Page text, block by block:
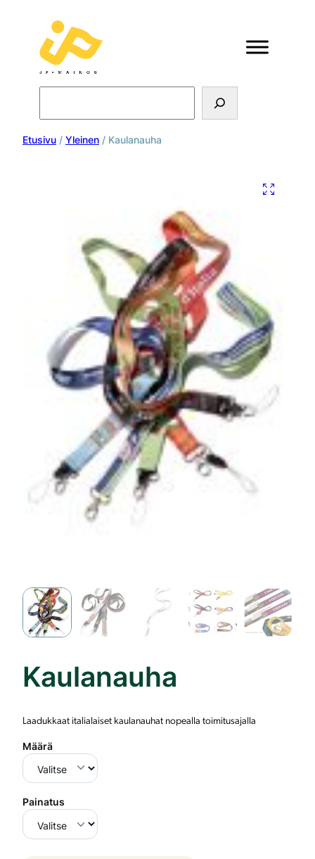
Etusivu / Yleinen / Kaulanauha
Kaulanauha
Laadukkaat italialaiset kaulanauhat nopealla toimitusajalla
Määrä
Painatus